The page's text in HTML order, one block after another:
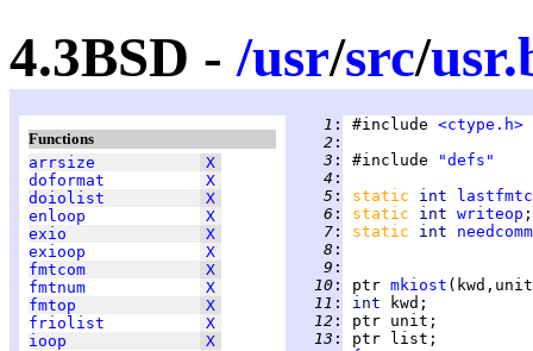
4.3BSD -/usr/src/
Functions
arrsize
X
doformat
X
doiolist
X
enloop
X
exio
X
exioop
X
fmtcom
X
fmtnum
X
fmtop
X
friolist
X
ioop
X
   1
: #include <ctype.h>
   2
:
   3
: #include
"defs"
   4
:
   5
: static int
   6
: static int writeop
   7
: static int
   8
:
   9
:
  10
: ptr mkiost
  11
: int
  12
:
  13
: